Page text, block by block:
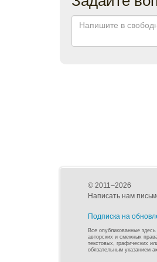
© 2011–2026
Написать нам
Подписка на
Все опубликованные
авторских и смежных
текстовых, графических
обязательным указанием